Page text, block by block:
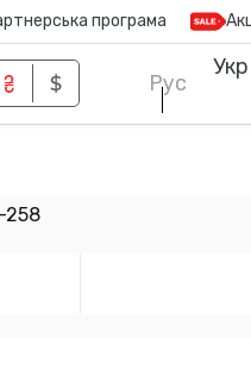
програма
Рус
Укр
258